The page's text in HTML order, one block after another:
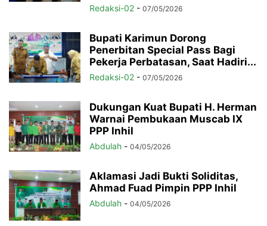
Redaksi-02 - 07/05/2026
Bupati Karimun Dorong
Penerbitan Special Pass Bagi
Pekerja Perbatasan, Saat Hadiri...
Redaksi-02 - 07/05/2026
Dukungan Kuat Bupati H. Herman
Warnai Pembukaan Muscab IX
PPP Inhil
Abdulah - 04/05/2026
Aklamasi Jadi Bukti Soliditas,
Ahmad Fuad Pimpin PPP Inhil
Abdulah - 04/05/2026